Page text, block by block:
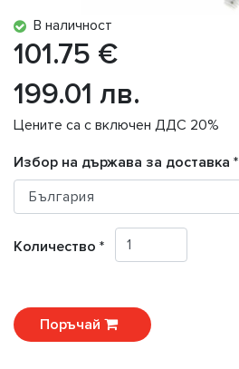
В наличност
101.75 €
199.01 лв.
Цените са с включен ДДС 20%
Избор на държава за доставка *
Количество *
Поръчай